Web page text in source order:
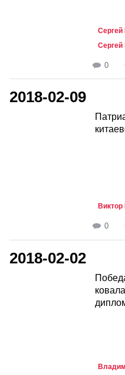
Сергей
0
2018-02-09
0
2018-02-02